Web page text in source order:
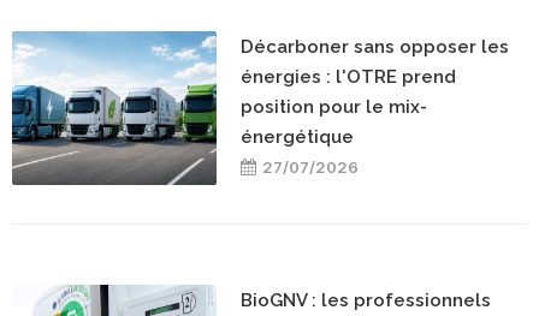
Décarboner sans opposer les
énergies : l'OTRE prend
position pour le mix-
énergétique
27/07/2026
BioGNV : les professionnels